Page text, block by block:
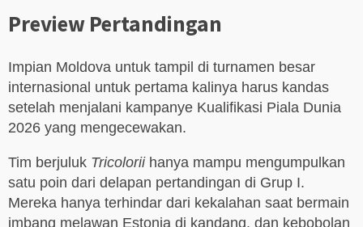
Preview Pertandingan
Impian Moldova untuk tampil di turnamen besar
internasional untuk pertama kalinya harus kandas
setelah menjalani kampanye Kualifikasi Piala Dunia
2026 yang mengecewakan.
Tim berjuluk Tricoloriihanya mampu mengumpulkan
satu poin dari delapan pertandingan di Grup I.
Mereka hanya terhindar dari kekalahan saat bermain
imbang melawan Estonia di kandang, dan kebobolan